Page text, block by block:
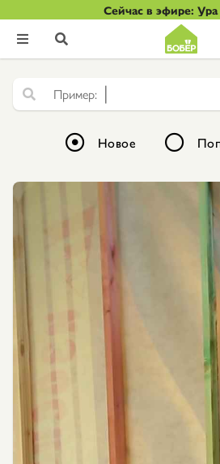
Сейчас в эфире:
 
Новое